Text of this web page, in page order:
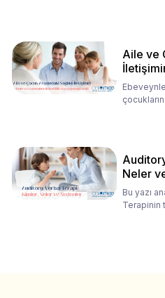
Aile ve
Neler
Bu yazı
Terapinin